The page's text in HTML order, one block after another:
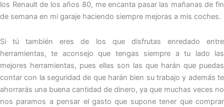
los Renault de los años 80, me encanta pasar las mañanas de fin
de semana en mi garaje haciendo siempre mejoras a mis coches.
Si tú también eres de los que disfrutas enredado entre
herramientas, te aconsejo que tengas siempre a tu lado las
mejores herramientas, pues ellas son las que harán que puedas
contar con la seguridad de que harán bien su trabajo y además te
ahorrarás una buena cantidad de dinero, ya que muchas veces no
nos paramos a pensar el gasto que supone tener que comprar